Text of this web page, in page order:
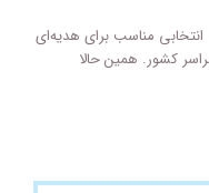
مناسب برای هدیه‌ای
کشور. همین حالا